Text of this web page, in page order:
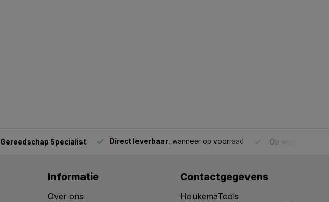
Gereedschap Specialist Direct leverbaar , wanneer op voorraad Op werkdagen
Informatie
Over ons
Contactgegevens
HoukemaTools